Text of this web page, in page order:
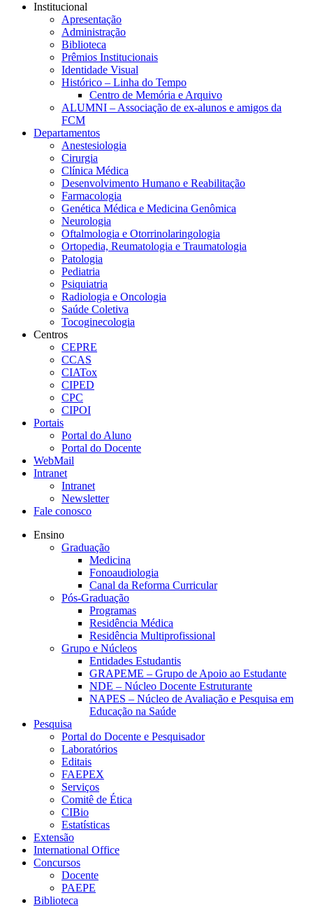
Institucional
Apresentação
Administração
Biblioteca
Prêmios Institucionais
Identidade Visual
Histórico – Linha do Tempo
Centro de Memória e Arquivo
ALUMNI – Associação de ex-alunos e amigos da
FCM
Departamentos
Anestesiologia
Cirurgia
Clínica Médica
Desenvolvimento Humano e Reabilitação
Farmacologia
Genética Médica e Medicina Genômica
Neurologia
Oftalmologia e Otorrinolaringologia
Ortopedia, Reumatologia e Traumatologia
Patologia
Pediatria
Psiquiatria
Radiologia e Oncologia
Saúde Coletiva
Tocoginecologia
Centros
CEPRE
CCAS
CIATox
CIPED
CPC
CIPOI
Portais
Portal do Aluno
Portal do Docente
WebMail
Intranet
Intranet
Newsletter
Fale conosco
Ensino
Graduação
Medicina
Fonoaudiologia
Canal da Reforma Curricular
Pós-Graduação
Programas
Residência Médica
Residência Multiprofissional
Grupo e Núcleos
Entidades Estudantis
GRAPEME – Grupo de Apoio ao Estudante
NDE – Núcleo Docente Estruturante
NAPES – Núcleo de Avaliação e Pesquisa em
Educação na Saúde
Pesquisa
Portal do Docente e Pesquisador
Laboratórios
Editais
FAEPEX
Serviços
Comitê de Ética
CIBio
Estatísticas
Extensão
International Office
Concursos
Docente
PAEPE
Biblioteca